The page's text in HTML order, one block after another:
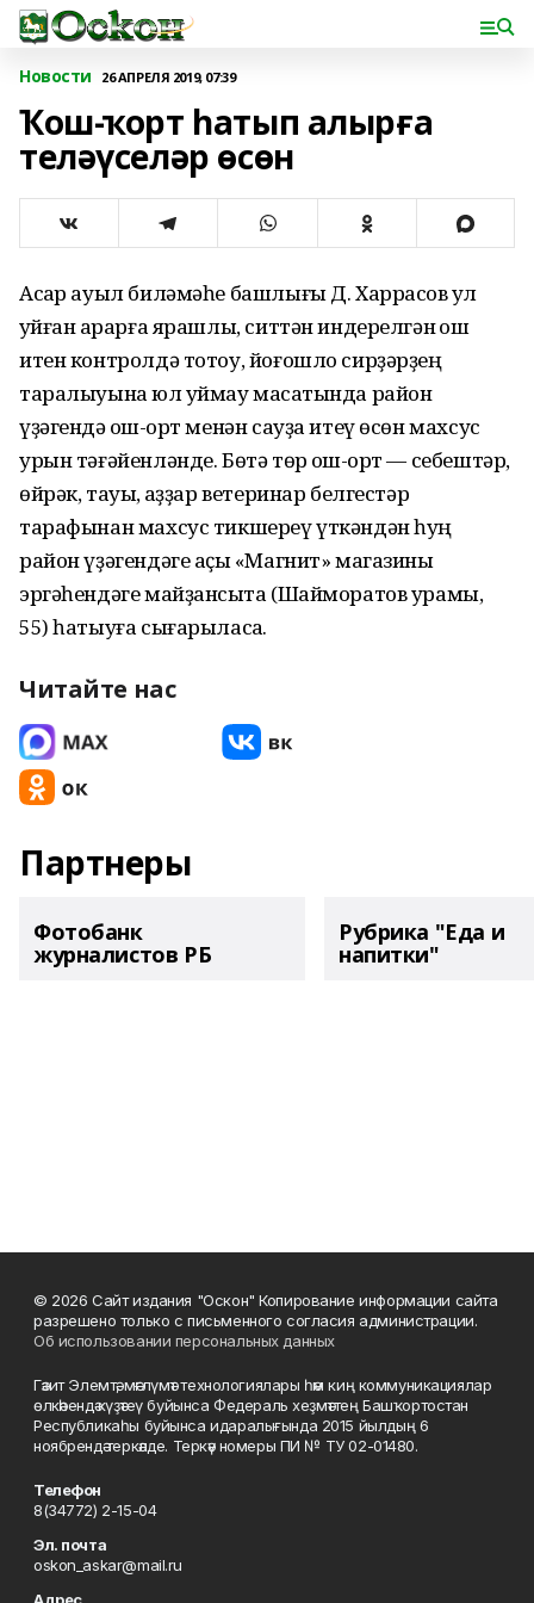
Новости 26 АПРЕЛЯ 2019, 07:39
Ҡош-ҡорт һатып алырға
теләүселәр өсөн
Асҡар ауыл биләмәһе башлығы Д. Харрасов ҡул
ҡуйған ҡарарға ярашлы, ситтән индерелгән ҡош
итен контролдә тотоу, йоғошло сирҙәрҙең
таралыуына юл ҡуймау маҡсатында район
үҙәгендә ҡош-ҡорт менән сауҙа итеү өсөн махсус
урын тәғәйенләнде. Бөтә төр ҡош-ҡорт — себештәр,
өйрәк, тауыҡ, ҡаҙҙар ветеринар белгестәр
тарафынан махсус тикшереү үткәндән һуң
район үҙәгендәге аҫҡы «Магнит» магазины
эргәһендәге майҙансыҡта (Шайморатов урамы,
55) һатыуға сығарыласаҡ.
Читайте нас
Партнеры
Фотобанк
журналистов РБ
Рубрика "Еда и
напитки"
© 2026 Сайт издания "Оскон" Копирование информации сайта
разрешено только с письменного согласия администрации.
Об использовании персональных данных
Гәзит Элемтә, мәғлүмәт технологиялары һәм киң коммуникациялар
өлкәһендә күҙәтеү буйынса Федераль хеҙмәттең Башҡортостан
Республикаһы буйынса идаралығында 2015 йылдың 6
ноябрендә теркәлде. Теркәү номеры ПИ № ТУ 02-01480.
Телефон
8(34772) 2-15-04
Эл. почта
oskon_askar@mail.ru